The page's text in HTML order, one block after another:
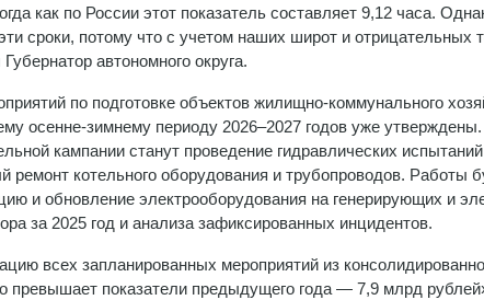
как по России этот показатель составляет 9,12 часа.
сроки, потому что с учетом наших широт и отрицательных
автономного округа.
по подготовке объектов жилищно-коммунального
осенне-зимнему периоду 2026–2027 годов уже
кампании станут проведение гидравлических
ремонт котельного оборудования и трубопроводов. Работы
и обновление электрооборудования на генерирующих и
за 2025 год и анализа зафиксированных инцидентов.
всех запланированных мероприятий из
превышает показатели предыдущего года — 7,9 млрд